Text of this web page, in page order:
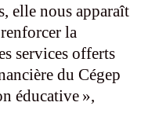
elle nous apparaît
la
services offerts
du Cégep
éducative »,